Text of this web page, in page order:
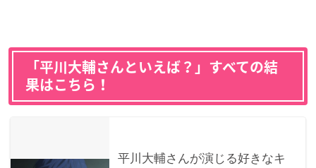
「平川大輔さんといえば？」すべての結
果はこちら！